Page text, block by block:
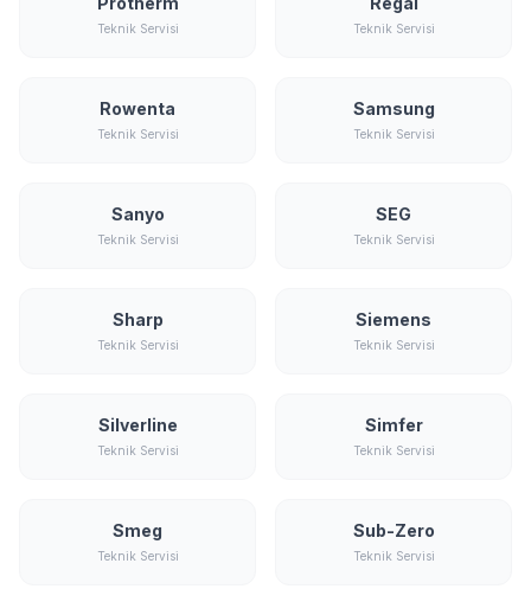
Teknik Servisi Teknik Servisi
Rowenta
Teknik Servisi
Samsung
Teknik Servisi
Sanyo
Teknik Servisi
SEG
Teknik Servisi
Sharp
Teknik Servisi
Siemens
Teknik Servisi
Silverline
Teknik Servisi
Simfer
Teknik Servisi
Smeg
Teknik Servisi
Sub-Zero
Teknik Servisi